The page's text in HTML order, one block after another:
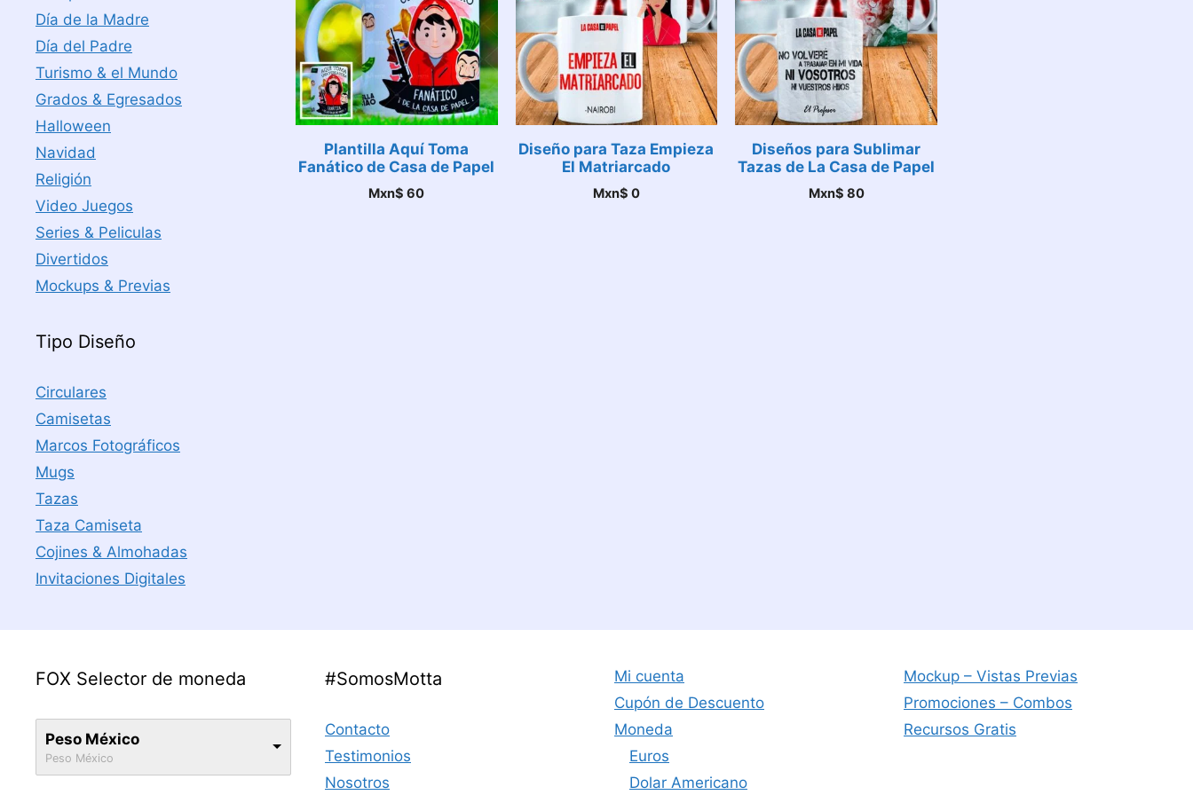
Plantilla Aquí Toma
Fanático de Casa de Papel
Mxn$ 60
Diseño para Taza Empieza
El Matriarcado
Mxn$ 0
Diseños para Sublimar
Tazas de La Casa de Papel
Mxn$ 80
Día de la Madre
Día del Padre
Turismo & el Mundo
Grados & Egresados
Halloween
Navidad
Religión
Video Juegos
Series & Peliculas
Divertidos
Mockups & Previas
Tipo Diseño
Circulares
Camisetas
Marcos Fotográficos
Mugs
Tazas
Taza Camiseta
Cojines & Almohadas
Invitaciones Digitales
FOX Selector de moneda
Peso México
Peso México
#SomosMotta
Contacto
Testimonios
Nosotros
Mi cuenta
Cupón de Descuento
Moneda
Euros
Dolar Americano
Mockup – Vistas Previas
Promociones – Combos
Recursos Gratis